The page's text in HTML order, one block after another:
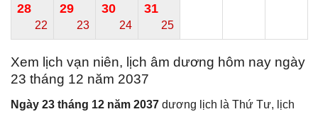
28
22
29
23
30
24
31
25
Xem lịch vạn niên, lịch âm dương hôm nay ngày
23 tháng 12 năm 2037
Ngày 23 tháng 12 năm 2037 dương lịch là Thứ Tư, lịch